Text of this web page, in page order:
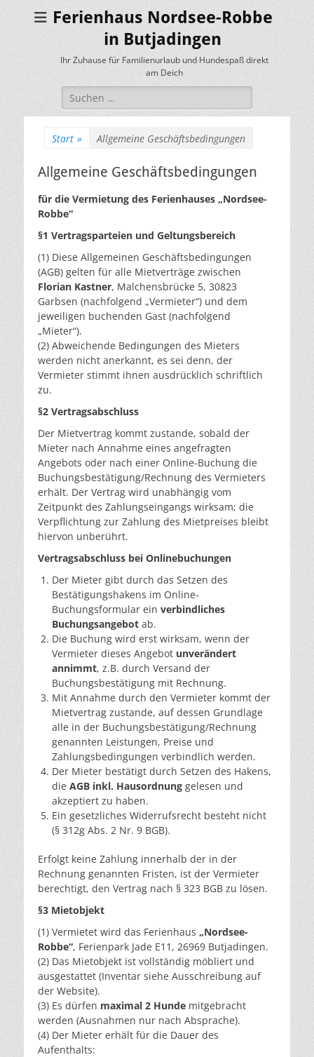
Ferienhaus Nordsee-Robbe
in Butjadingen
Ihr Zuhause für Familienurlaub und Hundespaß direkt
am Deich
Suchen
nach:
Start » Allgemeine Geschäftsbedingungen
Allgemeine Geschäftsbedingungen
für die Vermietung des Ferienhauses „Nordsee-
Robbe“
§1 Vertragsparteien und Geltungsbereich
(1) Diese Allgemeinen Geschäftsbedingungen
(AGB) gelten für alle Mietverträge zwischen
Florian Kastner, Malchensbrücke 5, 30823
Garbsen (nachfolgend „Vermieter“) und dem
jeweiligen buchenden Gast (nachfolgend
„Mieter“).
(2) Abweichende Bedingungen des Mieters
werden nicht anerkannt, es sei denn, der
Vermieter stimmt ihnen ausdrücklich schriftlich
zu.
§2 Vertragsabschluss
Der Mietvertrag kommt zustande, sobald der
Mieter nach Annahme eines angefragten
Angebots oder nach einer Online-Buchung die
Buchungsbestätigung/Rechnung des Vermieters
erhält. Der Vertrag wird unabhängig vom
Zeitpunkt des Zahlungseingangs wirksam; die
Verpflichtung zur Zahlung des Mietpreises bleibt
hiervon unberührt.
Vertragsabschluss bei Onlinebuchungen
Der Mieter gibt durch das Setzen des
Bestätigungshakens im Online-
Buchungsformular ein verbindliches
Buchungsangebot ab.
Die Buchung wird erst wirksam, wenn der
Vermieter dieses Angebot unverändert
annimmt, z.B. durch Versand der
Buchungsbestätigung mit Rechnung.
Mit Annahme durch den Vermieter kommt der
Mietvertrag zustande, auf dessen Grundlage
alle in der Buchungsbestätigung/Rechnung
genannten Leistungen, Preise und
Zahlungsbedingungen verbindlich werden.
Der Mieter bestätigt durch Setzen des Hakens,
die AGB inkl. Hausordnung gelesen und
akzeptiert zu haben.
Ein gesetzliches Widerrufsrecht besteht nicht
(§ 312g Abs. 2 Nr. 9 BGB).
Erfolgt keine Zahlung innerhalb der in der
Rechnung genannten Fristen, ist der Vermieter
berechtigt, den Vertrag nach § 323 BGB zu lösen.
§3 Mietobjekt
(1) Vermietet wird das Ferienhaus „Nordsee-
Robbe“, Ferienpark Jade E11, 26969 Butjadingen.
(2) Das Mietobjekt ist vollständig möbliert und
ausgestattet (Inventar siehe Ausschreibung auf
der Website).
(3) Es dürfen maximal 2 Hunde mitgebracht
werden (Ausnahmen nur nach Absprache).
(4) Der Mieter erhält für die Dauer des
Aufenthalts: